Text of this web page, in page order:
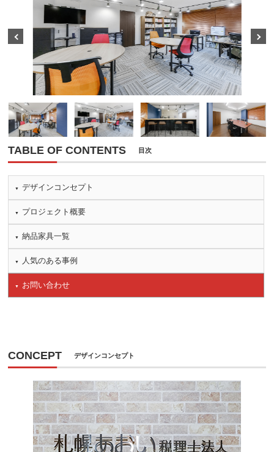
TABLE OF CONTENTS 目次
デザインコンセプト
プロジェクト概要
納品家具一覧
人気のある事例
お問い合わせ
CONCEPT デザインコンセプト